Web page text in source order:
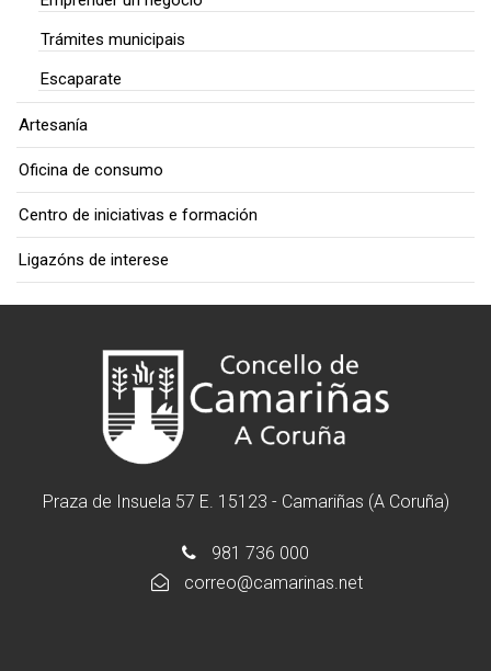
Trámites municipais
Escaparate
Artesanía
Oficina de consumo
Centro de iniciativas e formación
Ligazóns de interese
Praza de Insuela 57 E. 15123 - Camariñas (A Coruña)
981 736 000
correo@camarinas.net